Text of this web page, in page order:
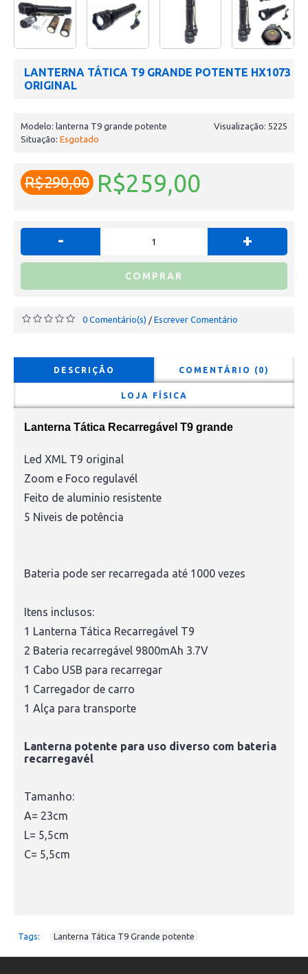
LANTERNA TÁTICA T9 GRANDE POTENTE HX1073
ORIGINAL
Visualização: 5225
Modelo: lanterna T9 grande potente
Situação: Esgotado
R$290,00 R$259,00
- +
COMPRAR
0 Comentário(s) / Escrever Comentário
DESCRIÇÃO COMENTÁRIO (0)
LOJA FÍSICA
Lanterna Tática Recarregável T9 grande
Led XML T9 original
Zoom e Foco regulavél
Feito de aluminio resistente
5 Niveis de potência
Bateria pode ser recarregada até 1000 vezes
Itens inclusos:
1 Lanterna Tática Recarregável T9
2 Bateria recarregável 9800mAh 3.7V
1 Cabo USB para recarregar
1 Carregador de carro
1 Alça para transporte
Lanterna potente para uso diverso com bateria
recarregavél
Tamanho:
A= 23cm
L= 5,5cm
C= 5,5cm
Tags: Lanterna Tática T9 Grande potente